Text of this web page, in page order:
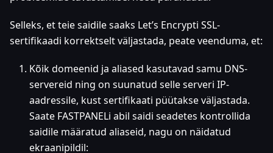
Selleks, et teie saidile saaks Let’s Encrypti SSL-
sertifikaadi korrektselt väljastada, peate veenduma, et:
Kõik domeenid ja aliased kasutavad samu DNS-
servereid ning on suunatud selle serveri IP-
aadressile, kust sertifikaati püütakse väljastada.
Saate FASTPANELi abil saidi seadetes kontrollida
saidile määratud aliaseid, nagu on näidatud
ekraanipildil: